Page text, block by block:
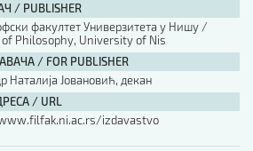
/ PUBLISHER
факултет Универзитета у Нишу /
of Philosophy, University of Nis
/ FOR PUBLISHER
Наталија Јовановић, декан
/ URL
izdavastvo